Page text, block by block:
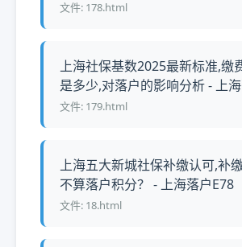
文件: 178.html
上海社保基数2025最新标准,缴
是多少,对落户的影响分析 - 上
文件: 179.html
上海五大新城社保补缴认可,补
不算落户积分？ - 上海落户E78
文件: 18.html